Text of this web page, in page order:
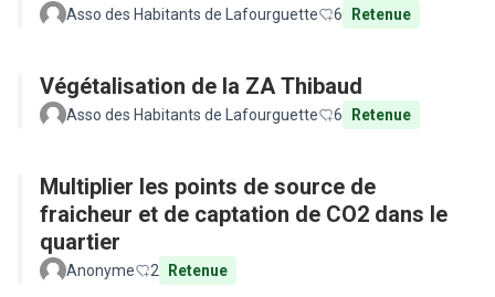
Asso des Habitants de Lafourguette 6 Retenue
Végétalisation de la ZA Thibaud
Asso des Habitants de Lafourguette 6 Retenue
Multiplier les points de source de
fraicheur et de captation de CO2 dans le
quartier
Anonyme 2 Retenue